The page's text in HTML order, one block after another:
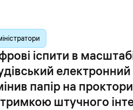
іспити в
електронний
папір на
штучного